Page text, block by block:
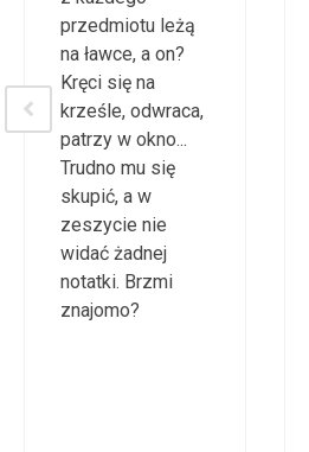
przedmiotu leżą
na ławce, a on?
Kręci się na
krześle, odwraca,
patrzy w okno...
Trudno mu się
skupić, a w
zeszycie nie
widać żadnej
notatki. Brzmi
znajomo?